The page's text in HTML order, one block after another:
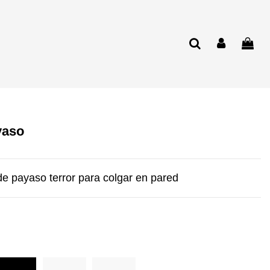
payaso terror para colgar en pared